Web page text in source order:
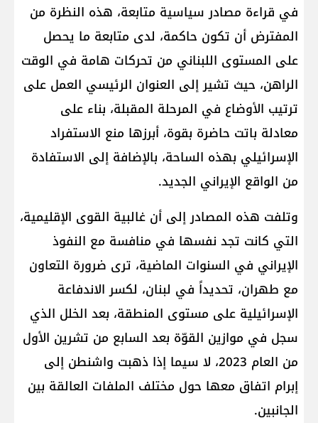
في قراءة مصادر سياسية متابعة، هذه النظرة من
المفترض أن تكون حاكمة، لدى متابعة ما يحصل
على المستوى اللبناني من تحركات هامة في الوقت
الراهن، حيث تشير إلى العنوان الرئيسي العمل على
ترتيب الأوضاع في المرحلة المقبلة، بناء على
معادلة باتت حاضرة بقوة، أبرزها منع الاستفراد
الإسرائيلي بهذه الساحة، بالإضافة إلى الاستفادة
من الواقع الإيراني الجديد.
وتلفت هذه المصادر إلى أن غالبية القوى الإقليمية،
التي كانت تجد نفسها في منافسة مع النفوذ
الإيراني في السنوات الماضية، ترى ضرورة التعاون
مع طهران، تحديداً في لبنان، لكسر الاندفاعة
الإسرائيلية على مستوى المنطقة، بعد الخلل الذي
سجل في موازين القوّة بعد السابع من تشرين الأول
من العام 2023، لا سيما إذا ذهبت واشنطن إلى
إبرام اتفاق معها حول مختلف الملفات العالقة بين
الجانبين.